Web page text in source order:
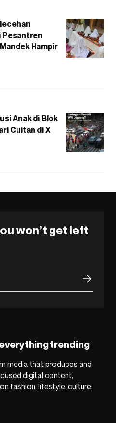
Pesantren
Hampir
Anak di Blok
Cuitan di X
won’t get left
trending
media that produces and
digital content,
fashion, lifestyle, culture,